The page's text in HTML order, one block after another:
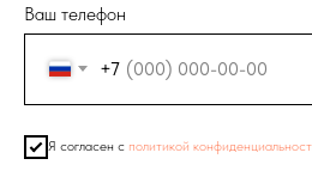
Ваш телефон
+7
Я согласен с политикой